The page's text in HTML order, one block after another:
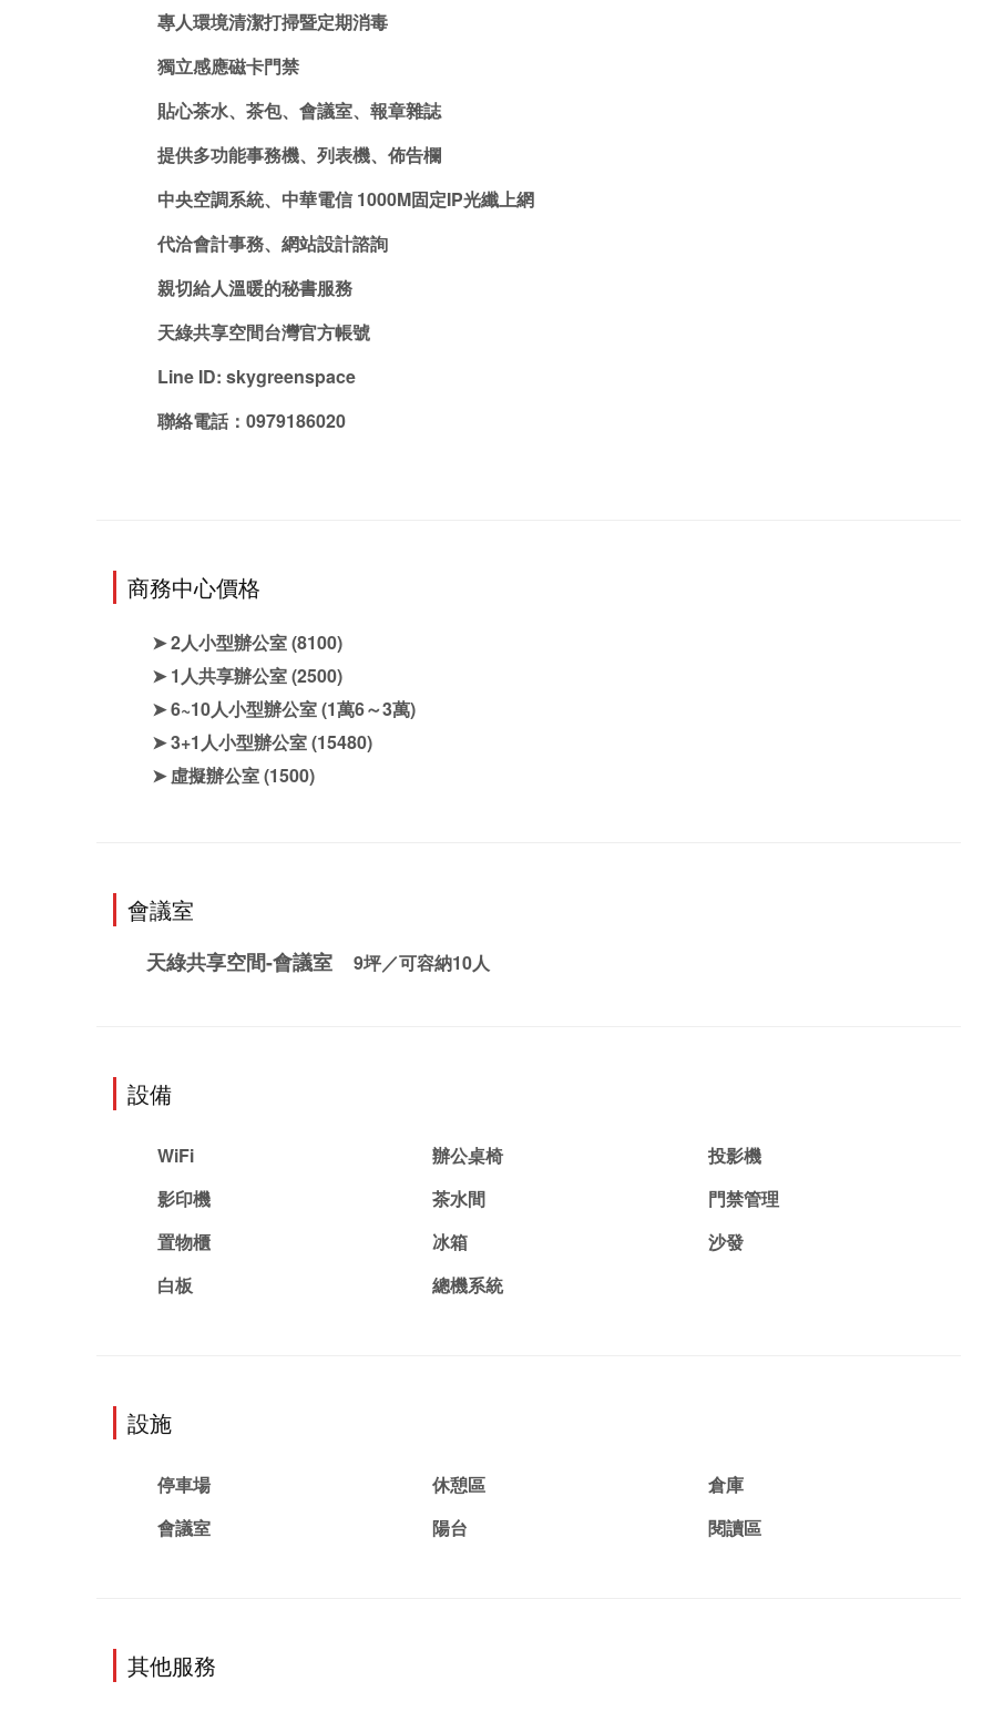
專人環境清潔打掃暨定期消毒
獨立感應磁卡門禁
貼心茶水、茶包、會議室、報章雜誌
提供多功能事務機、列表機、佈告欄
中央空調系統、中華電信 1000M固定IP光纖上網
代洽會計事務、網站設計諮詢
親切給人溫暖的秘書服務
天綠共享空間台灣官方帳號
Line ID: skygreenspace
聯絡電話：0979186020
商務中心價格
➤ 2人小型辦公室(8100)
➤ 1人共享辦公室(2500)
➤ 6~10人小型辦公室(1萬6～3萬)
➤ 3+1人小型辦公室(15480)
➤ 虛擬辦公室(1500)
會議室
天綠共享空間-會議室 9坪／可容納10人
設備
WiFi 辦公桌椅
投影機
影印機
茶水間
門禁管理
置物櫃
冰箱
沙發
白板
總機系統
設施
停車場 休憩區
倉庫
會議室
陽台 閱讀區
其他服務